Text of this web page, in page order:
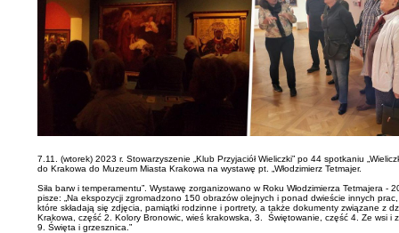
7.11. (wtorek) 2023 r. Stowarzyszenie „Klub Przyjaciół Wieliczki” po 44 spotkaniu
do Krakowa do Muzeum Miasta Krakowa na wystawę pt. „Włodzimierz Tetmajer.
Siła barw i temperamentu”. Wystawę zorganizowano w Roku Włodzimierza Tetmajera
pisze: „Na ekspozycji zgromadzono 150 obrazów olejnych i ponad dwieście innych
które składają się zdjęcia, pamiątki rodzinne i portrety, a także dokumenty związane z
Krakowa, część 2. Kolory Bronowic, wieś krakowska, 3. Świętowanie, część 4. Ze wsi i
9. Święta i grzesznica.”